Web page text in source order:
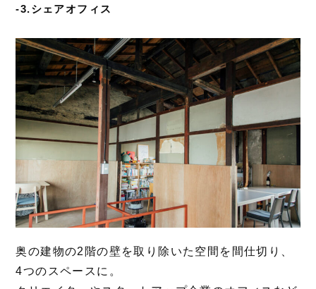
-3.シェアオフィス
奥の建物の2階の壁を取り除いた空間を間仕切り、
4つのスペースに。